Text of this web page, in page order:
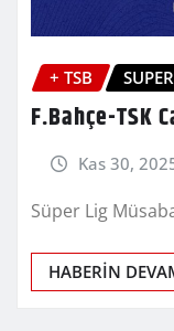
+ TSB
F.Bahçe-TSK
Kas 30,
Süper Lig
HABERİN